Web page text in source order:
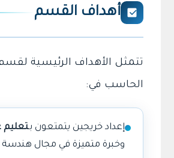
أهداف القسم
تتمثل الأهداف الرئيسية
الحاسب في:
إعداد خريجين يتمتعون بـتعليم
وخبرة متميزة في مجال